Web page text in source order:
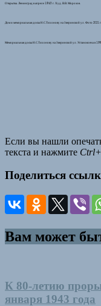
Открытка. Ленинград в апреле 1943 г. Худ. В.В. Морозов.
Дом и мемориальная доска Н.С.Тихонову на Зверинской ул. Фото 2021 г.
Мемориальная доска Н.С.Тихонову на Зверинской ул. Установлена в
Если вы нашли
текста и нажмите
Поделиться
Вам может
К 80-летию
января 1943 года